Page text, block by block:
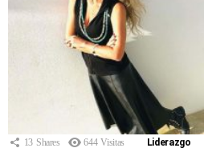
13 Shares 644 Visitas Liderazgo